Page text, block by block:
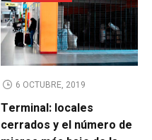
6 OCTUBRE, 2019
Terminal: locales
cerrados y el número de